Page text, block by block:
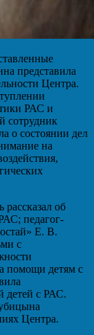
представила
Центра.
РАС и
сотрудник
о состоянии дел
на
об
педагог-
Е. В.
с
помощи детям с
детей с РАС.
Центра.